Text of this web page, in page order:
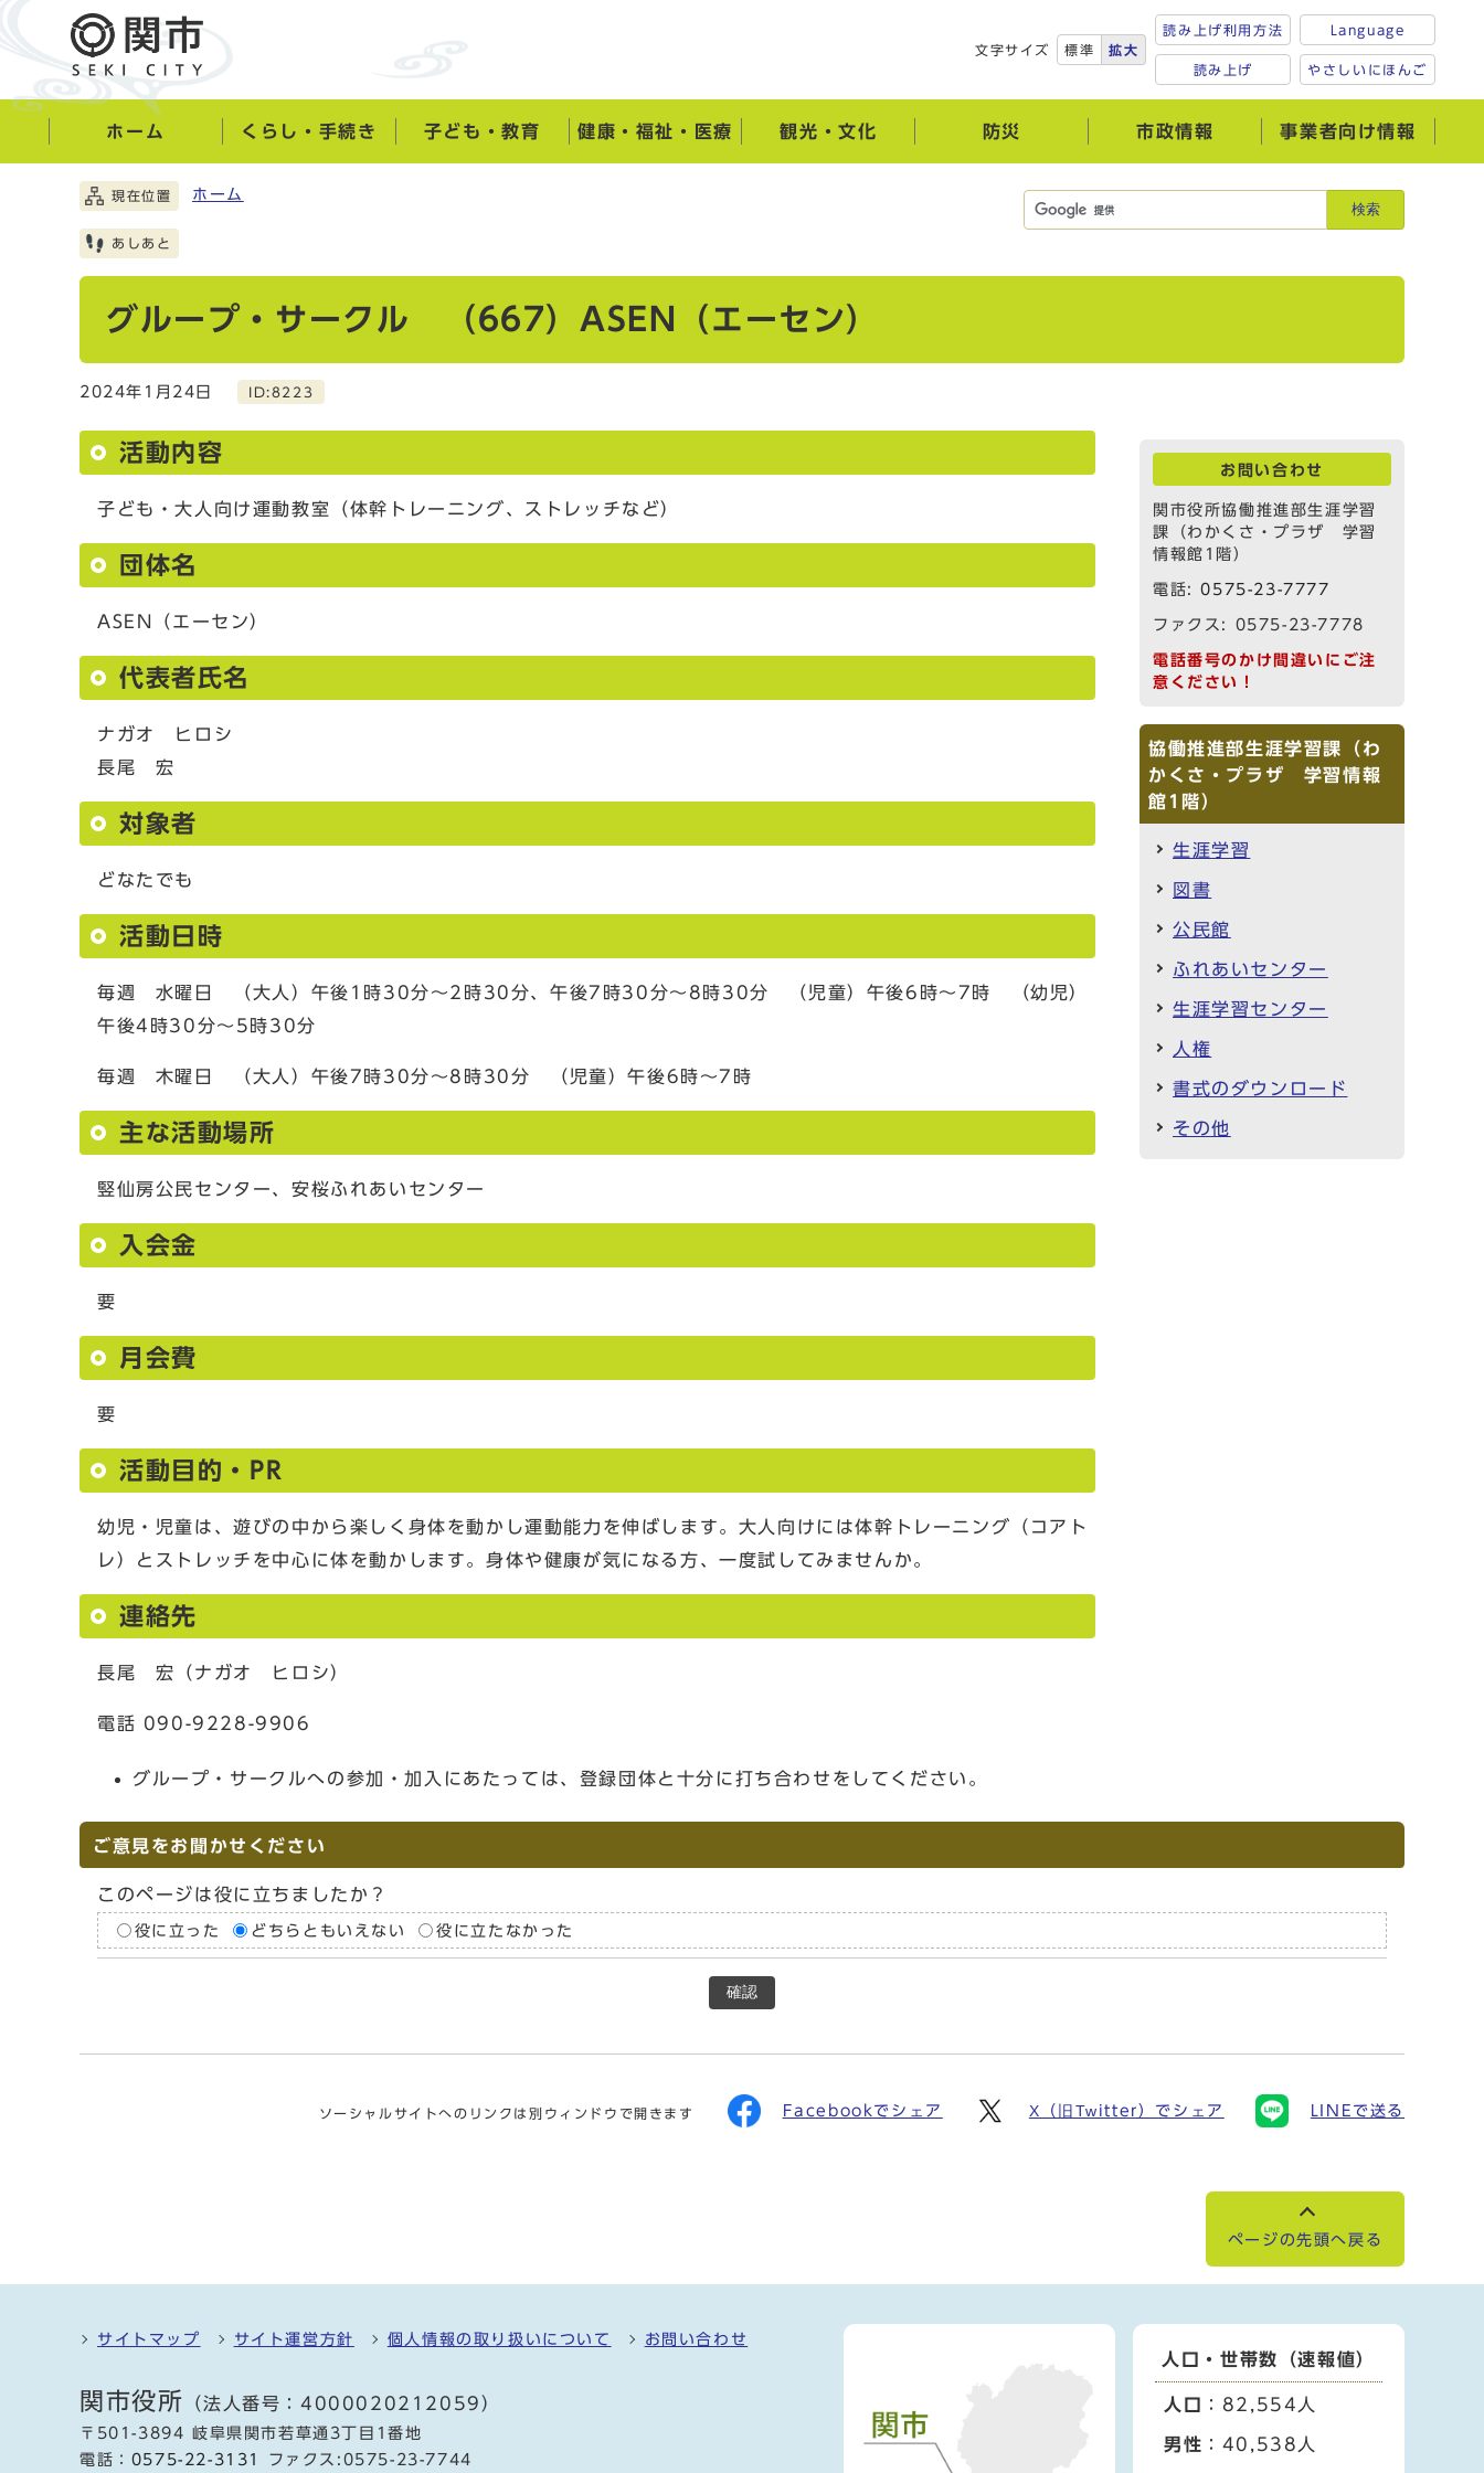
文字サイズ 標準 拡大
読み上げ利用方法
読み上げ
Language
やさしいにほんご
ホーム くらし・手続き 子ども・教育 健康・福祉・医療 観光・文化 防災 市政情報 事業者向け情報
検索
現在位置 ホーム
あしあと
グループ・サークル （667）ASEN（エーセン）
2024年1月24日 ID:8223
活動内容
子ども・大人向け運動教室（体幹トレーニング、ストレッチなど）
団体名
ASEN（エーセン）
代表者氏名
ナガオ ヒロシ
長尾 宏
対象者
どなたでも
活動日時
毎週 水曜日 （大人）午後1時30分～2時30分、午後7時30分～8時30分 （児童）午後6時～7時 （幼児）
午後4時30分～5時30分
毎週 木曜日 （大人）午後7時30分～8時30分 （児童）午後6時～7時
主な活動場所
竪仙房公民センター、安桜ふれあいセンター
入会金
要
月会費
要
活動目的・PR
幼児・児童は、遊びの中から楽しく身体を動かし運動能力を伸ばします。大人向けには体幹トレーニング（コアト
レ）とストレッチを中心に体を動かします。身体や健康が気になる方、一度試してみませんか。
連絡先
長尾 宏（ナガオ ヒロシ）
電話 090-9228-9906
グループ・サークルへの参加・加入にあたっては、登録団体と十分に打ち合わせをしてください。
お問い合わせ
関市役所協働推進部生涯学習
課（わかくさ・プラザ 学習
情報館1階）
電話:0575-23-7777
ファクス: 0575-23-7778
電話番号のかけ間違いにご注
意ください！
協働推進部生涯学習課（わ
かくさ・プラザ 学習情報
館1階）
生涯学習
図書
公民館
ふれあいセンター
生涯学習センター
人権
書式のダウンロード
その他
ご意見をお聞かせください
このページは役に立ちましたか？
役に立った どちらともいえない 役に立たなかった
確認
ソーシャルサイトへのリンクは別ウィンドウで開きます Facebookでシェア X（旧Twitter）でシェア LINEで送る
ページの先頭へ戻る
サイトマップ サイト運営方針 個人情報の取り扱いについて お問い合わせ
関市役所 （法人番号：4000020212059）
〒501-3894 岐阜県関市若草通3丁目1番地
電話： 0575-22-3131 ファクス:0575-23-7744
人口・世帯数（速報値）
人口 ：82,554人
男性 ：40,538人